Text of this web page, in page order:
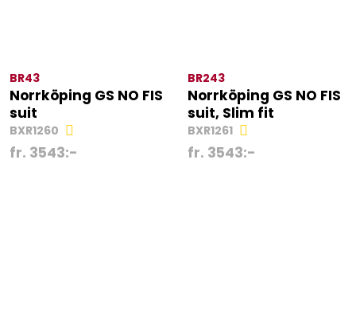
BR43
Norrköping GS NO FIS
suit
BXR1260
fr. 3543:-
BR243
Norrköping GS NO FIS
suit, Slim fit
BXR1261
fr. 3543:-